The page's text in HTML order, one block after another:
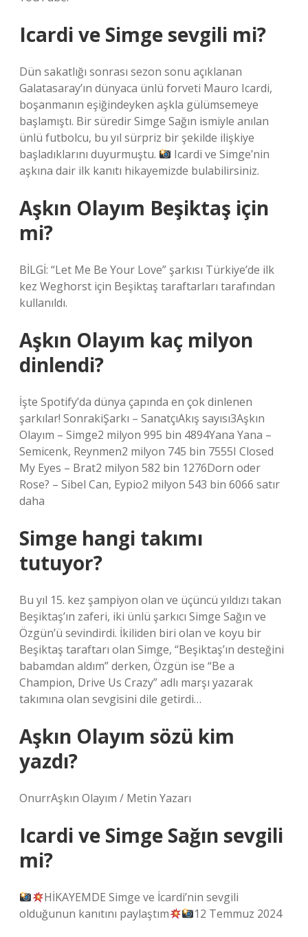
Icardi ve Simge sevgili mi?
Dün sakatlığı sonrası sezon sonu açıklanan
Galatasaray’ın dünyaca ünlü forveti Mauro Icardi,
boşanmanın eşiğindeyken aşkla gülümsemeye
başlamıştı. Bir süredir Simge Sağın ismiyle anılan
ünlü futbolcu, bu yıl sürpriz bir şekilde ilişkiye
başladıklarını duyurmuştu.
Icardi ve Simge’nin
aşkına dair ilk kanıtı hikayemizde bulabilirsiniz.
Aşkın Olayım Beşiktaş için
mi?
BİLGİ: “Let Me Be Your Love” şarkısı Türkiye’de ilk
kez Weghorst için Beşiktaş taraftarları tarafından
kullanıldı.
Aşkın Olayım kaç milyon
dinlendi?
İşte Spotify’da dünya çapında en çok dinlenen
şarkılar! SonrakiŞarkı – SanatçıAkış sayısı3Aşkın
Olayım – Simge2 milyon 995 bin 4894Yana Yana –
Semicenk, Reynmen2 milyon 745 bin 7555I Closed
My Eyes – Brat2 milyon 582 bin 1276Dorn oder
Rose? – Sibel Can, Eypio2 milyon 543 bin 6066 satır
daha
Simge hangi takımı
tutuyor?
Bu yıl 15. kez şampiyon olan ve üçüncü yıldızı takan
Beşiktaş’ın zaferi, iki ünlü şarkıcı Simge Sağın ve
Özgün’ü sevindirdi. İkiliden biri olan ve koyu bir
Beşiktaş taraftarı olan Simge, “Beşiktaş’ın desteğini
babamdan aldım” derken, Özgün ise “Be a
Champion, Drive Us Crazy” adlı marşı yazarak
takımına olan sevgisini dile getirdi…
Aşkın Olayım sözü kim
yazdı?
OnurrAşkın Olayım / Metin Yazarı
Icardi ve Simge Sağın sevgili
mi?
HİKAYEMDE Simge ve İcardi’nin sevgili
olduğunun kanıtını paylaştım
12 Temmuz 2024